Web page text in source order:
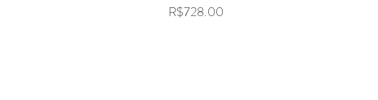
Price
R$728.00